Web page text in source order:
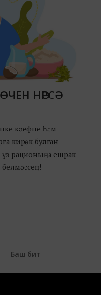
НӘРСӘ
кәефне һәм
кирәк булган
рационыңа ешрак
Баш бит